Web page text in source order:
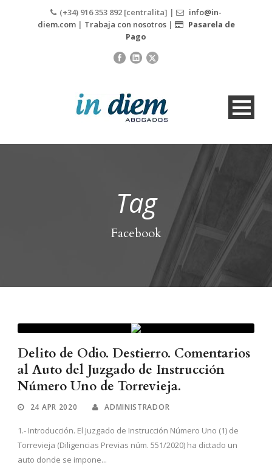
(+34) 916 353 892 [centralita] |
info@in-
diem.com| Trabaja con nosotros|
Pasarela de
Pago
Tag
Facebook
Delito de Odio. Destierro. Comentarios
al Auto del Juzgado de Instrucción
Número Uno de Torrevieja.
24 APR 2020 ADMINISTRADOR
1.- Introducción. El Juzgado de Instrucción Número Uno (1) de
Torrevieja (Diligencias Previas núm. 551/2020) ha dictado un
auto donde se impone...